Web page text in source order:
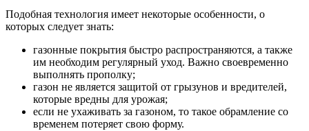
Подобная технология имеет некоторые особенности, о
которых следует знать:
газонные покрытия быстро распространяются, а также
им необходим регулярный уход. Важно своевременно
выполнять прополку;
газон не является защитой от грызунов и вредителей,
которые вредны для урожая;
если не ухаживать за газоном, то такое обрамление со
временем потеряет свою форму.